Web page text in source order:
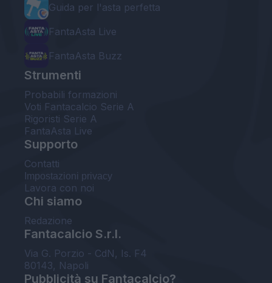
Guida per l'asta perfetta
FantaAsta Live
FantaAsta Buzz
Strumenti
Probabili formazioni
Voti Fantacalcio Serie A
Rigoristi Serie A
FantaAsta Live
Supporto
Contatti
Impostazioni privacy
Lavora con noi
Chi siamo
Redazione
Fantacalcio S.r.l.
Via G. Porzio - CdN, Is. F4
80143, Napoli
Pubblicità su Fantacalcio?